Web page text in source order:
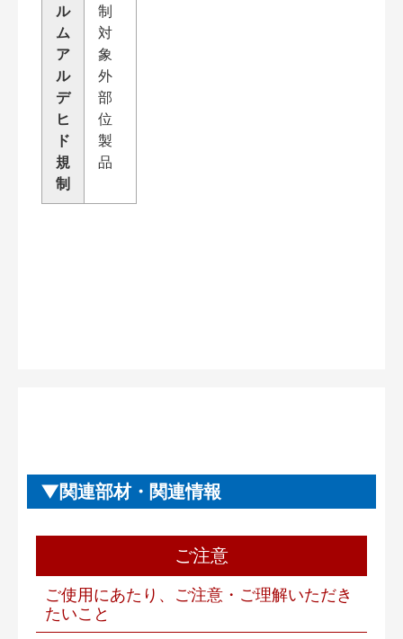
ル
ム
ア
ル
デ
ヒ
ド
規
制
制
対
象
外
部
位
製
品
関連部材・関連情報
ご注意
ご使用にあたり、ご注意・ご理解いただき
たいこと